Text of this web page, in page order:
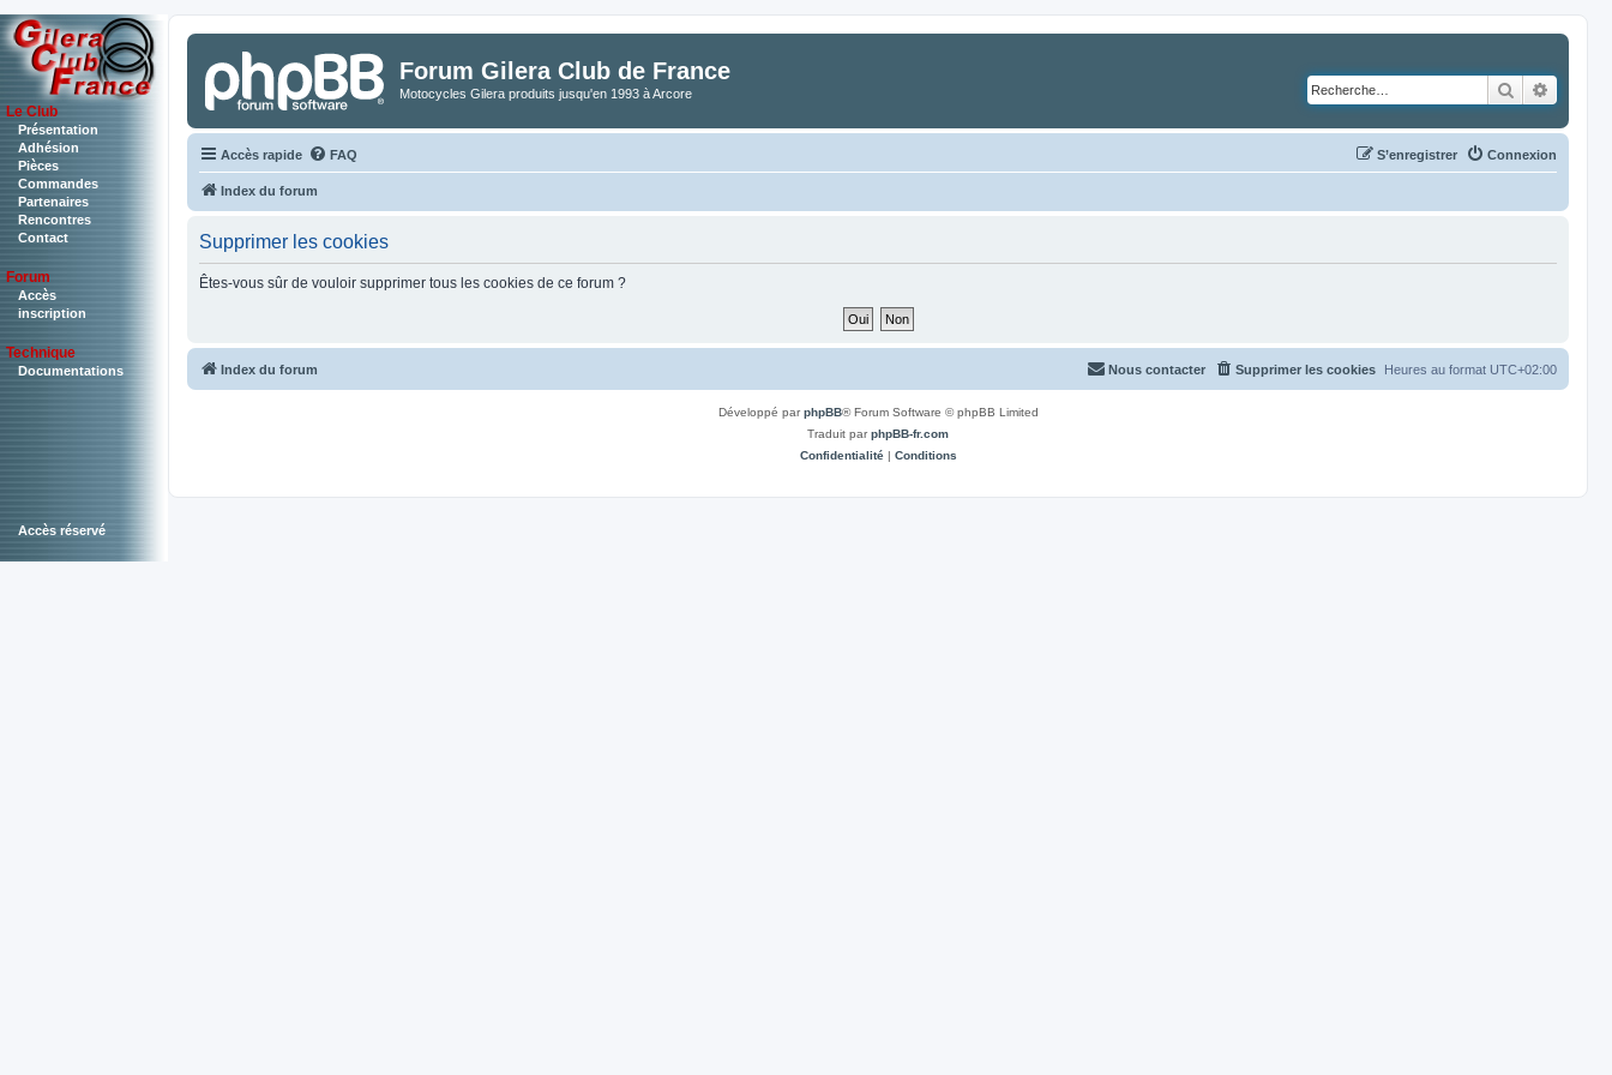
Le Club
Présentation
Adhésion
Pièces
Commandes
Partenaires
Rencontres
Contact
Forum
Accès
inscription
Technique
Documentations
Accès réservé
Forum Gilera Club de France
Motocycles Gilera produits jusqu'en 1993 à Arcore Rechercher
Accès rapide FAQ Connexion
S’enregistrer
Index du forum
Supprimer les cookies
Êtes-vous sûr de vouloir supprimer tous les cookies de ce forum ?
Index du forum Heures au format UTC+02:00
Supprimer les cookies
Nous contacter
Développé parphpBB® Forum Software © phpBB Limited
Traduit parphpBB-fr.com
Confidentialité| Conditions